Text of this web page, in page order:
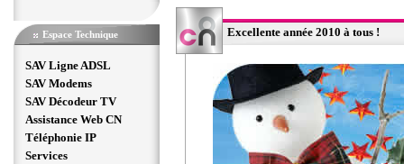
Espace Technique
SAV Ligne ADSL
SAV Modems
SAV Décodeur TV
Assistance Web CN
Téléphonie IP
Services
Excellente année 2010 à tous !